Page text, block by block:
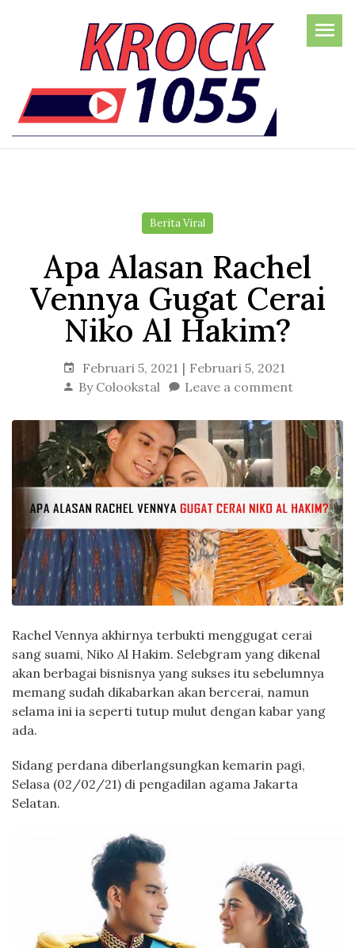
Berita Viral
Apa Alasan Rachel
Vennya Gugat Cerai
Niko Al Hakim?
Februari 5, 2021
Februari 5, 2021
By Colookstal Leave a comment
Rachel Vennya akhirnya terbukti menggugat cerai
sang suami, Niko Al Hakim. Selebgram yang dikenal
akan berbagai bisnisnya yang sukses itu sebelumnya
memang sudah dikabarkan akan bercerai, namun
selama ini ia seperti tutup mulut dengan kabar yang
ada.
Sidang perdana diberlangsungkan kemarin pagi,
Selasa (02/02/21) di pengadilan agama Jakarta
Selatan.